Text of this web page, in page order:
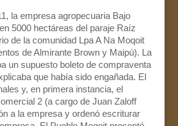
la empresa agropecuaria Bajo
5000 hectáreas del paraje Raíz
de la comunidad Lpa A Na Moqoit
de Almirante Brown y Maipú). La
un supuesto boleto de compraventa
que había sido engañada. El
y, en primera instancia, el
2 (a cargo de Juan Zaloff
a la empresa y ordenó escriturar